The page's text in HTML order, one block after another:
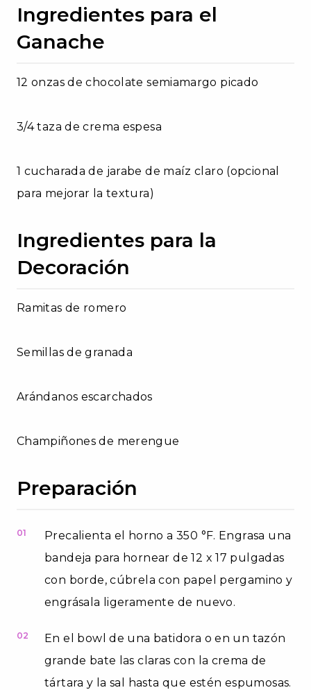
Ingredientes para el
Ganache
12 onzas de chocolate semiamargo picado
3/4 taza de crema espesa
1 cucharada de jarabe de maíz claro (opcional
para mejorar la textura)
Ingredientes para la
Decoración
Ramitas de romero
Semillas de granada
Arándanos escarchados
Champiñones de merengue
Preparación
01
Precalienta el horno a 350 °F. Engrasa una
bandeja para hornear de 12 x 17 pulgadas
con borde, cúbrela con papel pergamino y
engrásala ligeramente de nuevo.
02
En el bowl de una batidora o en un tazón
grande bate las claras con la crema de
tártara y la sal hasta que estén espumosas.